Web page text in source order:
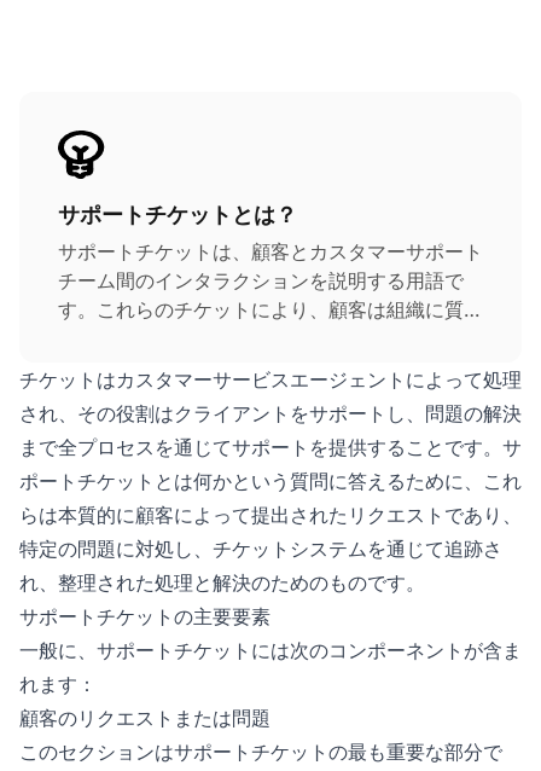
サポートチケットとは？
サポートチケットは、顧客とカスタマーサポート
チーム間のインタラクションを説明する用語で
す。これらのチケットにより、顧客は組織に質問
せることができます。サポートチケットはチケッ
トシステムによって受け取られます。各チケット
には独自のIDがあり、これにより、より整理さ
れ、追跡しやすくなります。
チケットはカスタマーサービスエージェントによって処理
され、その役割はクライアントをサポートし、問題の解決
まで全プロセスを通じてサポートを提供することです。サ
ポートチケットとは何かという質問に答えるために、これ
らは本質的に顧客によって提出されたリクエストであり、
特定の問題に対処し、チケットシステムを通じて追跡さ
れ、整理された処理と解決のためのものです。
サポートチケットの主要要素
一般に、サポートチケットには次のコンポーネントが含ま
れます：
顧客のリクエストまたは問題
このセクションはサポートチケットの最も重要な部分で